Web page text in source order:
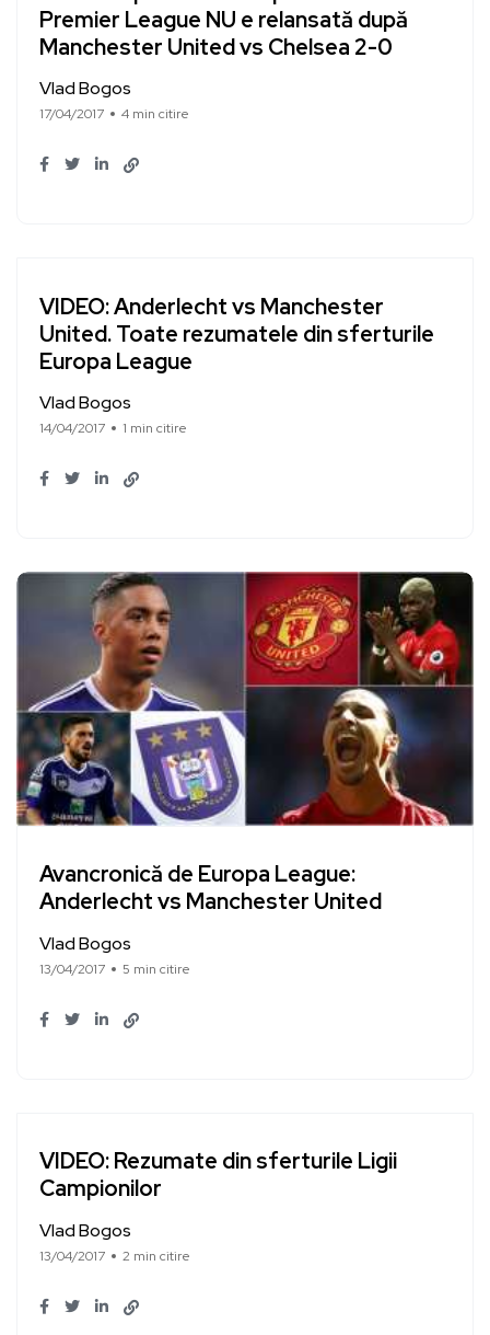
Premier League NU e relansată după
Manchester United vs Chelsea 2-0
Vlad Bogos
17/04/2017 4 min citire
VIDEO: Anderlecht vs Manchester
United. Toate rezumatele din sferturile
Europa League
Vlad Bogos
14/04/2017 1 min citire
Avancronică de Europa League:
Anderlecht vs Manchester United
Vlad Bogos
13/04/2017 5 min citire
VIDEO: Rezumate din sferturile Ligii
Campionilor
Vlad Bogos
13/04/2017 2 min citire